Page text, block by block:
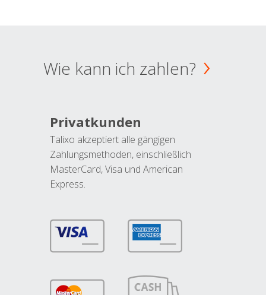
Wie kann ich zahlen?
Privatkunden
Talixo akzeptiert alle gängigen
Zahlungsmethoden, einschließlich
MasterCard, Visa und American
Express.